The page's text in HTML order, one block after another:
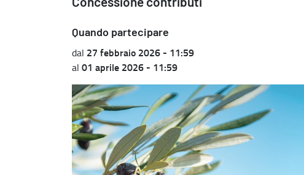
Quando partecipare
dal 27 febbraio 2026 - 11:59
al 01 aprile 2026 - 11:59